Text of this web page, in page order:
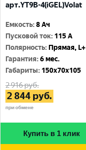
арт.YT9B-4(iGEL)Volat
Емкость:8 Ач
Пусковой ток: 115 A
Полярность: Прямая, L+
Гарантия:6 мес.
Габариты: 150x70x105
2 916руб.
2 844руб.
при обмене
Купить в 1 клик